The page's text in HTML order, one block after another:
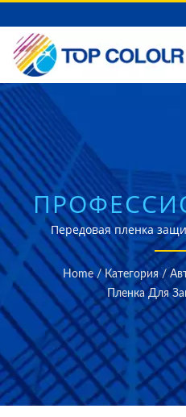
ЗАЩИТЫ
Передовая пленка
COLOUR
автомобильной
самовосстановления,
комплексной заводской
более чем 40-летним
Home / Категория /
Пленка Для